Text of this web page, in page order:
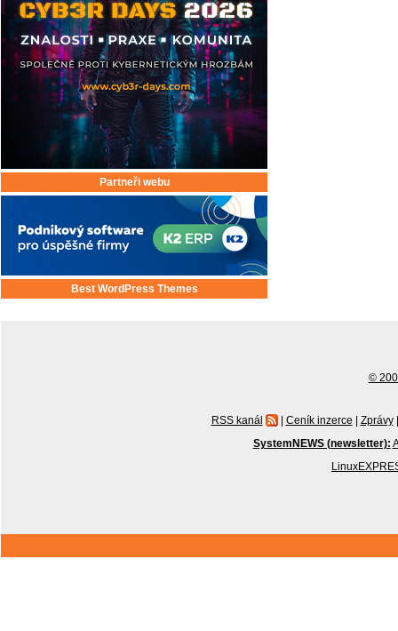
Partneři webu
Best WordPress Themes
©
RSS kanál | Ceník inzerce | Zprávy |
SystemNEWS (newsletter):